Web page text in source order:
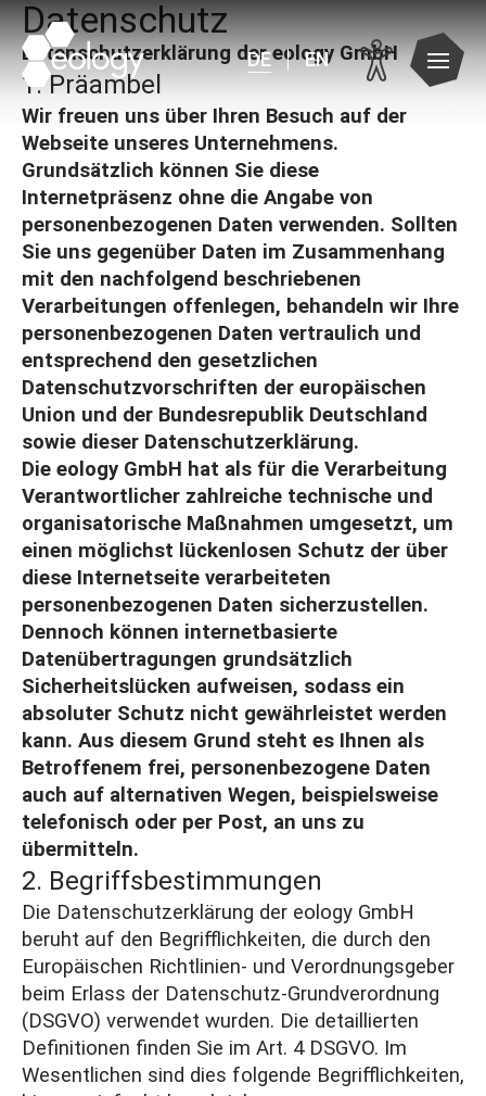
DE EN
Datenschutz
Datenschutzerklärung der eology GmbH
1. Präambel
Wir freuen uns über Ihren Besuch auf der
Webseite unseres Unternehmens.
Grundsätzlich können Sie diese
Internetpräsenz ohne die Angabe von
personenbezogenen Daten verwenden. Sollten
Sie uns gegenüber Daten im Zusammenhang
mit den nachfolgend beschriebenen
Verarbeitungen offenlegen, behandeln wir Ihre
personenbezogenen Daten vertraulich und
entsprechend den gesetzlichen
Datenschutzvorschriften der europäischen
Union und der Bundesrepublik Deutschland
sowie dieser Datenschutzerklärung.
Die eology GmbH hat als für die Verarbeitung
Verantwortlicher zahlreiche technische und
organisatorische Maßnahmen umgesetzt, um
einen möglichst lückenlosen Schutz der über
diese Internetseite verarbeiteten
personenbezogenen Daten sicherzustellen.
Dennoch können internetbasierte
Datenübertragungen grundsätzlich
Sicherheitslücken aufweisen, sodass ein
absoluter Schutz nicht gewährleistet werden
kann. Aus diesem Grund steht es Ihnen als
Betroffenem frei, personenbezogene Daten
auch auf alternativen Wegen, beispielsweise
telefonisch oder per Post, an uns zu
übermitteln.
2. Begriffsbestimmungen
Die Datenschutzerklärung der eology GmbH
beruht auf den Begrifflichkeiten, die durch den
Europäischen Richtlinien- und Verordnungsgeber
beim Erlass der Datenschutz-Grundverordnung
(DSGVO) verwendet wurden. Die detaillierten
Definitionen finden Sie im Art. 4 DSGVO. Im
Wesentlichen sind dies folgende Begrifflichkeiten,